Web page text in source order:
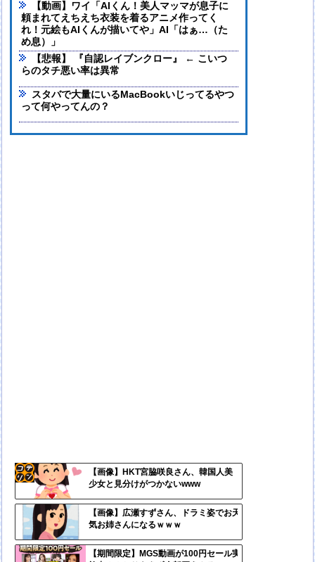
【動画】ワイ「AIくん！美人マッマが息子に
頼まれてえちえち衣装を着るアニメ作ってく
れ！元絵もAIくんが描いてや」AI「はぁ…（た
め息）」
【悲報】 『自認レイブンクロー』 ← こいつ
らのタチ悪い率は異常
スタバで大量にいるMacBookいじってるやつ
って何やってんの？
【画像】HKT宮脇咲良さん、韓国人美
少女と見分けがつかないwww
【画像】広瀬すずさん、ドラミ姿でお天
気お姉さんになるｗｗｗ
【期間限定】MGS動画が100円セール実
- 固
定リ